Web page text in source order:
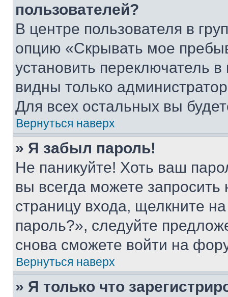
пользователей?
В центре пользователя в
опцию «Скрывать мое
установить переключатель
видны только
Для всех остальных вы
Вернуться наверх
» Я забыл пароль!
Не паникуйте! Хоть ваш
вы всегда можете
страницу входа, щелкните
пароль?», следуйте
снова сможете войти на
Вернуться наверх
» Я только что